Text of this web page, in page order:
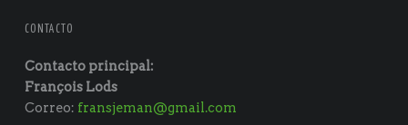
CONTACTO
Contacto principal:
François Lods
Correo: fransjeman@gmail.com